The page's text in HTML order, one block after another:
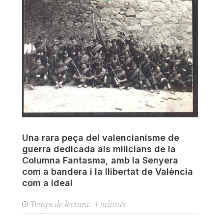
Una rara peça del valencianisme de
guerra dedicada als milicians de la
Columna Fantasma, amb la Senyera
com a bandera i la llibertat de València
com a ideal
Temps de lectura: 4 minuts